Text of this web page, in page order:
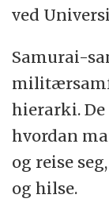
ved
Samurai-
hierarki.
hvordan
og reise
og hilse.